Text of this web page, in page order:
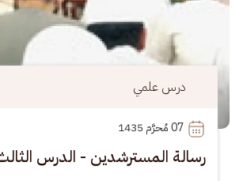
درس علمي
07
رسالة المسترشدين - الدرس